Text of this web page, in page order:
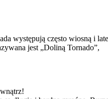
występują często wiosną i
jest „Doliną Tornado”,